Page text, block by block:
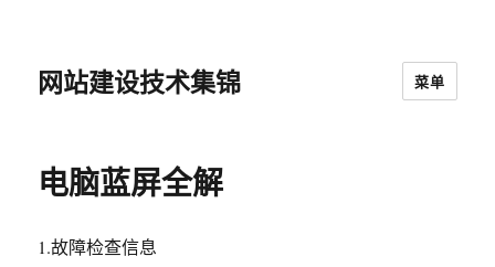
网站建设技术集锦 菜单
电脑蓝屏全解
1.故障检查信息